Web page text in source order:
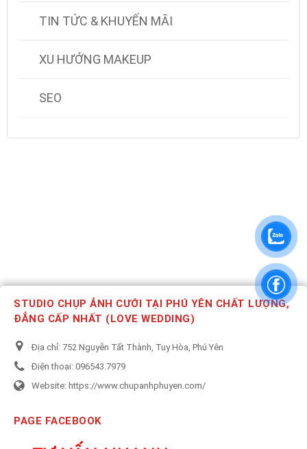
TIN TỨC & KHUYẾN MÃI
XU HƯỚNG MAKEUP
SEO
STUDIO CHỤP ẢNH CƯỚI TẠI PHÚ YÊN CHẤT LƯỢNG,
ĐẲNG CẤP NHẤT (LOVE WEDDING)
Địa chỉ: 752 Nguyễn Tất Thành, Tuy Hòa, Phú Yên
Điện thoại: 096543.7979
Website: https://www.chupanhphuyen.com/
PAGE FACEBOOK